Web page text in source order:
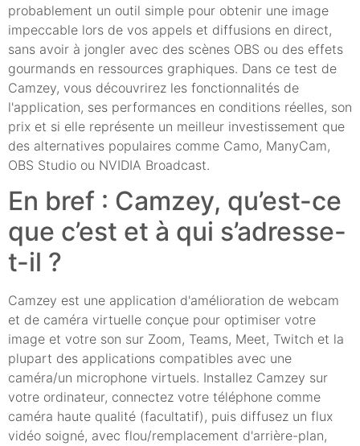
probablement un outil simple pour obtenir une image
impeccable lors de vos appels et diffusions en direct,
sans avoir à jongler avec des scènes OBS ou des effets
gourmands en ressources graphiques. Dans ce test de
Camzey, vous découvrirez les fonctionnalités de
l'application, ses performances en conditions réelles, son
prix et si elle représente un meilleur investissement que
des alternatives populaires comme Camo, ManyCam,
OBS Studio ou NVIDIA Broadcast.
En bref : Camzey, qu’est-ce
que c’est et à qui s’adresse-
t-il ?
Camzey est une application d'amélioration de webcam
et de caméra virtuelle conçue pour optimiser votre
image et votre son sur Zoom, Teams, Meet, Twitch et la
plupart des applications compatibles avec une
caméra/un microphone virtuels. Installez Camzey sur
votre ordinateur, connectez votre téléphone comme
caméra haute qualité (facultatif), puis diffusez un flux
vidéo soigné, avec flou/remplacement d'arrière-plan,